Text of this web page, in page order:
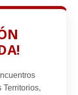
Territorios,